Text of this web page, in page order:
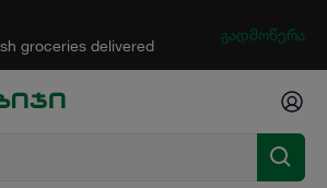
groceries delivered
გადმოწერა